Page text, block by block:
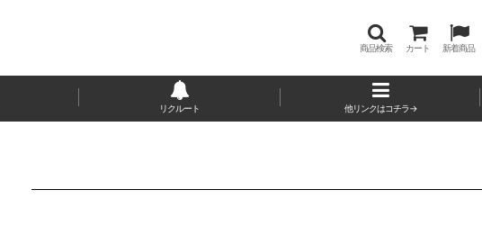
商品検索 カート 新着商品
リクルート 他リンクはコチラ→